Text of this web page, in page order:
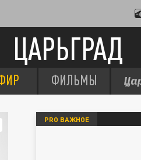
ЦАРЬГРАД
ФИЛЬМЫ
PRO ВАЖНОЕ